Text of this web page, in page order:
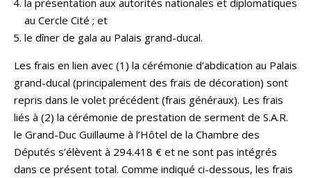
au Cercle Cité ; et
le dîner de gala au Palais grand-ducal.
Les frais en lien avec (1) la cérémonie d’abdication au Palais
grand-ducal (principalement des frais de décoration) sont
repris dans le volet précédent (frais généraux). Les frais
liés à (2) la cérémonie de prestation de serment de S.A.R.
le Grand-Duc Guillaume à l’Hôtel de la Chambre des
Députés s’élèvent à 294.418 € et ne sont pas intégrés
dans ce présent total. Comme indiqué ci-dessous, les frais